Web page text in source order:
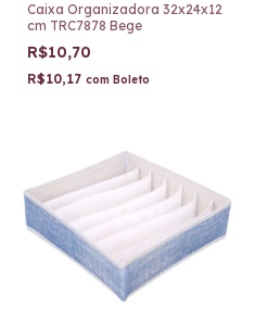
Caixa Organizadora 32x24x12
cm TRC7878 Bege
R$10,70
R$10,17 com Boleto